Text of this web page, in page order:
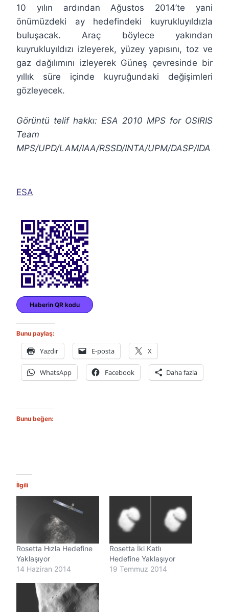
10 yılın ardından Ağustos 2014’te yani
önümüzdeki ay hedefindeki kuyrukluyıldızla
buluşacak. Araç böylece yakından
kuyrukluyıldızı izleyerek, yüzey yapısını, toz ve
gaz dağılımını izleyerek Güneş çevresinde bir
yıllık süre içinde kuyruğundaki değişimleri
gözleyecek.
Görüntü telif hakkı: ESA 2010 MPS for OSIRIS
Team
MPS/UPD/LAM/IAA/RSSD/INTA/UPM/DASP/IDA
ESA
Haberin QR kodu
Bunu paylaş:
Yazdır E-posta X
WhatsApp Facebook Daha fazla
Bunu beğen:
İlgili
Rosetta Hızla Hedefine
Yaklaşıyor
14 Haziran 2014
Rosetta İki Katlı
Hedefine Yaklaşıyor
19 Temmuz 2014